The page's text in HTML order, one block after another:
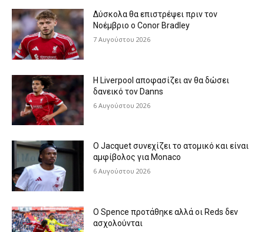
Δύσκολα θα επιστρέψει πριν τον
Νοέμβριο ο Conor Bradley
7 Αυγούστου 2026
Η Liverpool αποφασίζει αν θα δώσει
δανεικό τον Danns
6 Αυγούστου 2026
Ο Jacquet συνεχίζει το ατομικό και είναι
αμφίβολος για Monaco
6 Αυγούστου 2026
Ο Spence προτάθηκε αλλά οι Reds δεν
ασχολούνται